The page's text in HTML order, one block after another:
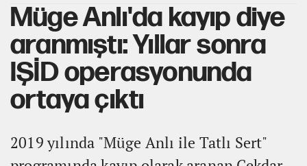
Müge Anlı'da kayıp diye
aranmıştı: Yıllar sonra
IŞİD operasyonunda
ortaya çıktı
2019 yılında "Müge Anlı ile Tatlı Sert"